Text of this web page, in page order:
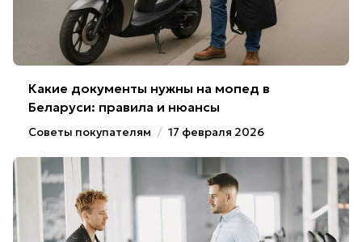
Какие документы нужны на мопед в
Беларуси: правила и нюансы
Советы покупателям / 17 февраля 2026